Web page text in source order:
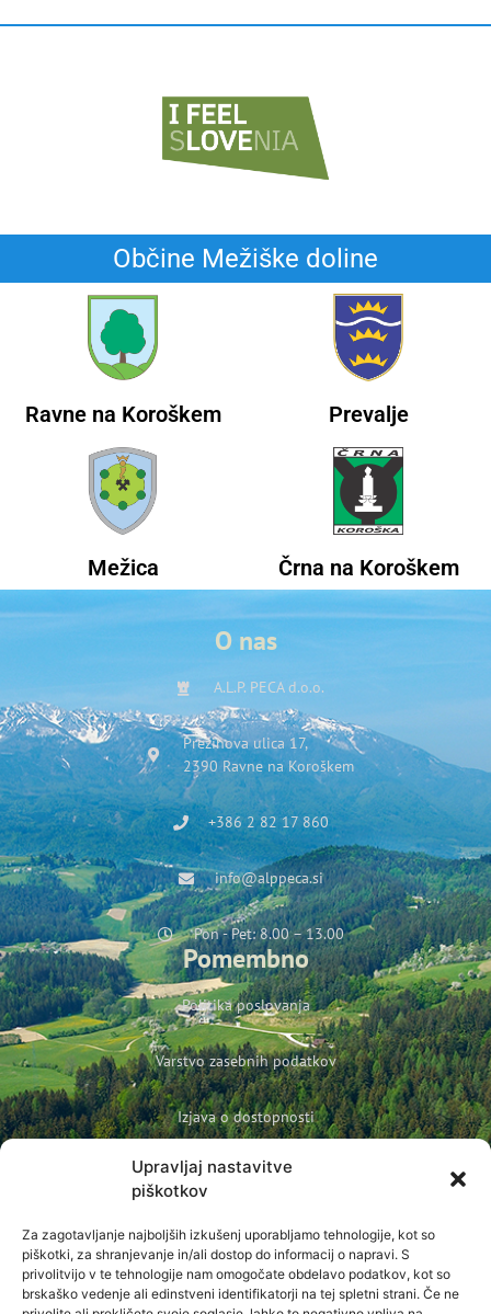
Upravljaj nastavitve
piškotkov
Za zagotavljanje najboljših izkušenj uporabljamo tehnologije, kot so
piškotki, za shranjevanje in/ali dostop do informacij o napravi. S
privolitvijo v te tehnologije nam omogočate obdelavo podatkov, kot so
brskaško vedenje ali edinstveni identifikatorji na tej spletni strani. Če ne
Občine Mežiške doline
Ravne na Koroškem Prevalje
Mežica Črna na Koroškem
O nas
A.L.P. PECA d.o.o.
Prežihova ulica 17,
2390 Ravne na Koroškem
+386 2 82 17 860
info@alppeca.si
Pon - Pet: 8.00 – 13.00
Pomembno
Politika poslovanja
Varstvo zasebnih podatkov
Izjava o dostopnosti
Politika podjetja o varovanju otrok in mladoletnih oseb
Prijava na novice
Ime